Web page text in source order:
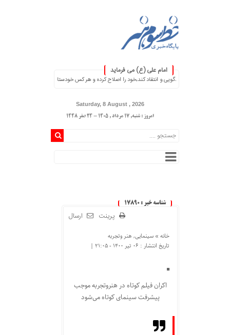
امام علی (ع) می فرماید
کند٬خود را اصلاح کرده و هر کس خودستایی نماید٬ پس به تحقیق خویش را تباه نموده است. ۞
Saturday, 8 August , 2026
امروز : شنبه, ۱۷ مرداد , ۱۴۰۵ - 24 صفر 1448
شناسه خبر : 17890
ارسال پرینت
خانه » سینمایی, هنر وتجربه
تاریخ انتشار : ۰۶ تیر ۱۴۰۰ - ۲۱:۰۵ |
اکران فیلم کوتاه در هنروتجربه موجب
پیشرفت سینمای کوتاه می‌شود